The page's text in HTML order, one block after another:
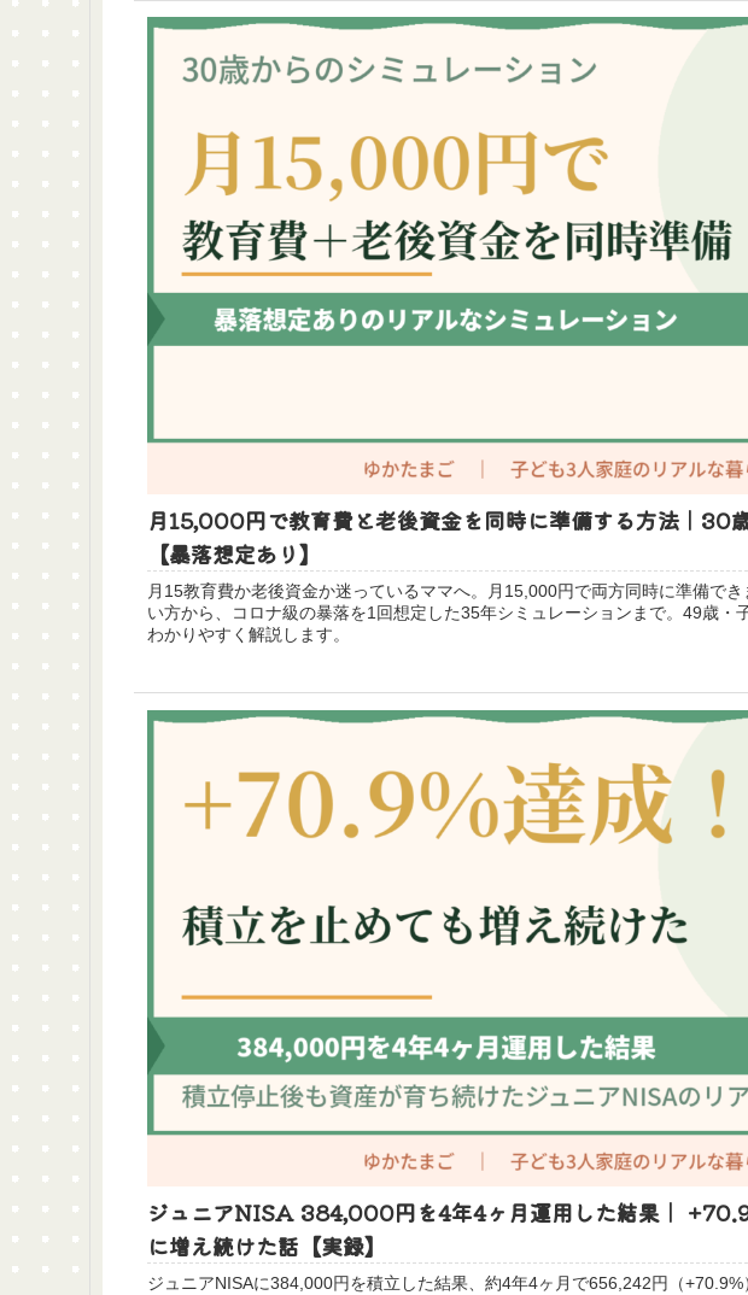
月15,000円で教育費と老後資金を同時に準備する方法｜30
【暴落想定あり】
月15教育費か老後資金か迷っているママへ。月15,000円で両方同時に準備で
い方から、コロナ級の暴落を1回想定した35年シミュレーションまで。49歳・
わかりやすく解説します。
ジュニアNISA 384,000円を4年4ヶ月運用した結果｜
に増え続けた話【実録】
ジュニアNISAに384,000円を積立した結果、約4年4ヶ月で656,242円（